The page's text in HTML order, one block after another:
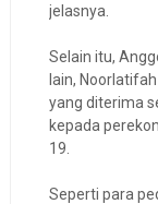
jelasnya.
Selain itu,
lain,
yang diterima
kepada
19.
Seperti para